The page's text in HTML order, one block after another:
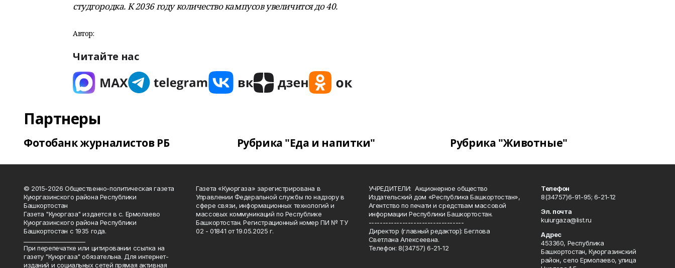
студгородка. К 2036 году количество кампусов увеличится до 40.
Автор:
Читайте нас
Партнеры
Фотобанк журналистов РБ Рубрика "Еда и напитки" Рубрика "Животные"
© 2015-2026 Общественно-политическая газета
Куюргазинского района Республики
Башкортостан
Газета "Куюргаза" издается в с. Ермолаево
Куюргазинского района Республики
Башкортостан с 1935 года.
При перепечатке или цитировании ссылка на
газету "Куюргаза" обязательна. Для интернет-
изданий и социальных сетей прямая активная
Газета «Куюргаза» зарегистрирована в
Управлении Федеральной службы по надзору в
сфере связи, информационных технологий и
массовых коммуникаций по Республике
Башкортостан. Регистрационный номер ПИ № ТУ
02 - 01841 от 19.05.2025 г.
УЧРЕДИТЕЛИ: Акционерное общество
Издательский дом «Республика Башкортостан»,
Агентство по печати и средствам массовой
информации Республики Башкортостан.
----------------------------------
Директор (главный редактор): Беглова
Светлана Алексеевна.
Телефон: 8(34757) 6-21-12
Телефон
8(34757)6-91-95; 6-21-12
Эл. почта
kuiurgaza@list.ru
Адрес
453360, Республика
Башкортостан, Куюргазинский
район, село Ермолаево, улица